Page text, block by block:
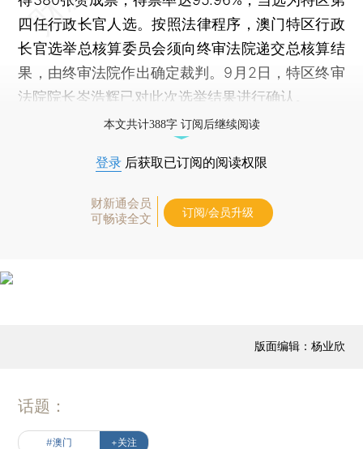
四任行政长官人选。按照法律程序，澳门特区行政
长官选举总核算委员会须向终审法院递交总核算结
果，由终审法院作出确定裁判。9月2日，特区终审
法院院长岑浩辉已对此次选举结果进行确认。
本文共计388字 订阅后继续阅读
登录 后获取已订阅的阅读权限
财新通会员
可畅读全文
订阅/会员升级
版面编辑：杨业欣
话题：
#澳门 +关注